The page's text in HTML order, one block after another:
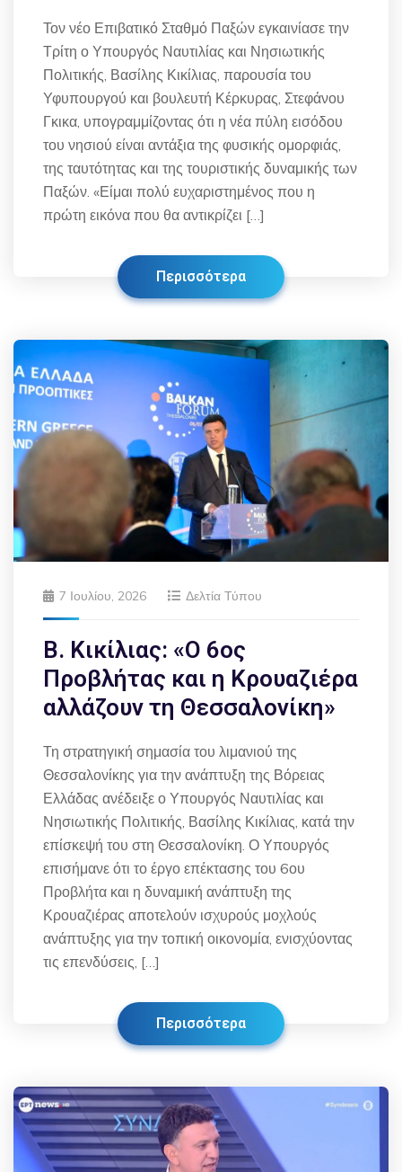
Τον νέο Επιβατικό Σταθμό Παξών εγκαινίασε την
Τρίτη ο Υπουργός Ναυτιλίας και Νησιωτικής
Πολιτικής, Βασίλης Κικίλιας, παρουσία του
Υφυπουργού και βουλευτή Κέρκυρας, Στεφάνου
Γκικα, υπογραμμίζοντας ότι η νέα πύλη εισόδου
του νησιού είναι αντάξια της φυσικής ομορφιάς,
της ταυτότητας και της τουριστικής δυναμικής των
Παξών. «Είμαι πολύ ευχαριστημένος που η
πρώτη εικόνα που θα αντικρίζει […]
Περισσότερα
7 Ιουλίου, 2026 Δελτία Τύπου
Β. Κικίλιας: «Ο 6ος
Προβλήτας και η Κρουαζιέρα
αλλάζουν τη Θεσσαλονίκη»
Τη στρατηγική σημασία του λιμανιού της
Θεσσαλονίκης για την ανάπτυξη της Βόρειας
Ελλάδας ανέδειξε ο Υπουργός Ναυτιλίας και
Νησιωτικής Πολιτικής, Βασίλης Κικίλιας, κατά την
επίσκεψή του στη Θεσσαλονίκη. Ο Υπουργός
επισήμανε ότι το έργο επέκτασης του 6ου
Προβλήτα και η δυναμική ανάπτυξη της
Κρουαζιέρας αποτελούν ισχυρούς μοχλούς
ανάπτυξης για την τοπική οικονομία, ενισχύοντας
τις επενδύσεις, […]
Περισσότερα